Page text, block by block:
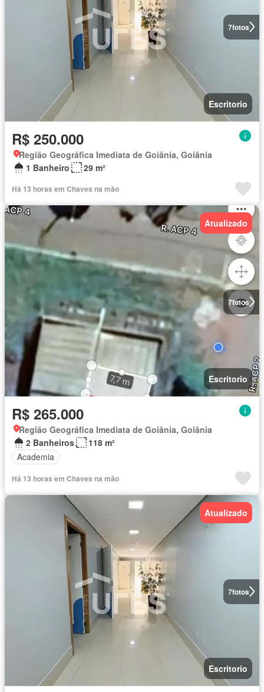
7fotos
Escritorio
R$ 250.000
Região Geográfica Imediata de Goiânia, Goiânia
1 Banheiro
29 m²
Há 13 horas em Chaves na mão
7fotos
Atualizado
Escritorio
R$ 265.000
Região Geográfica Imediata de Goiânia, Goiânia
2 Banheiros
118 m²
Academia
Há 13 horas em Chaves na mão
7fotos
Atualizado
Escritorio